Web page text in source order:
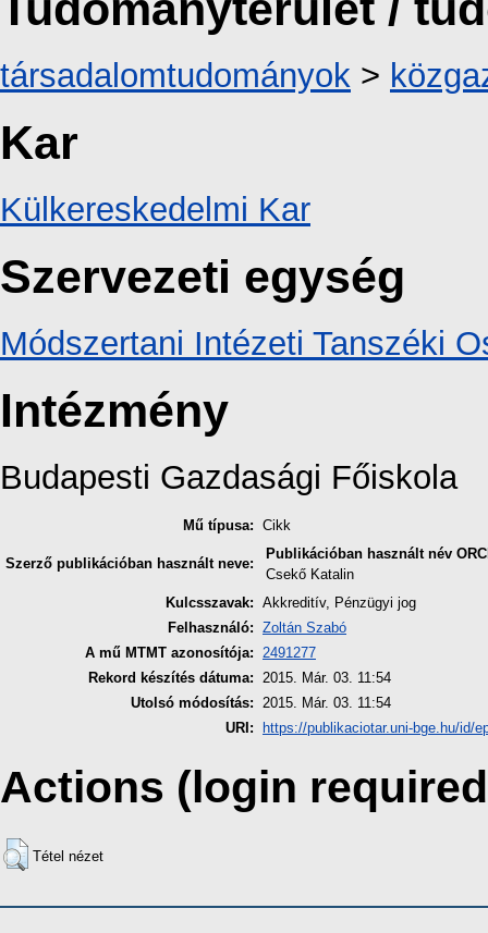
társadalomtudományok >
Kar
Külkereskedelmi Kar
Szervezeti egység
Módszertani Intézeti Tanszéki
Intézmény
Budapesti Gazdasági Főiskola
Mű típusa: Cikk
Szerző publikációban használt neve:
Publikációban használt név
Csekő Katalin
Kulcsszavak: Akkreditív, Pénzügyi jog
Felhasználó: Zoltán Szabó
A mű MTMT azonosítója: 2491277
Rekord készítés dátuma: 2015. Már. 03. 11:54
Utolsó módosítás: 2015. Már. 03. 11:54
URI:
https://publikaciotar.uni-bge.hu/id/
Actions (login
Tétel nézet